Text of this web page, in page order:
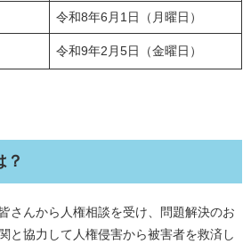
令和8年6月1日（月曜日）
令和9年2月5日（金曜日）
？
さんから人権相談を受け、問題解決のお
と協力して人権侵害から被害者を救済し